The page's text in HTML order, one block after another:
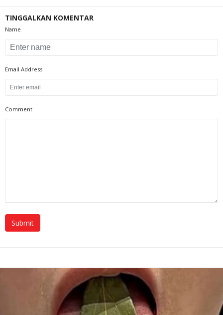
TINGGALKAN KOMENTAR
Name
Email Address
Comment